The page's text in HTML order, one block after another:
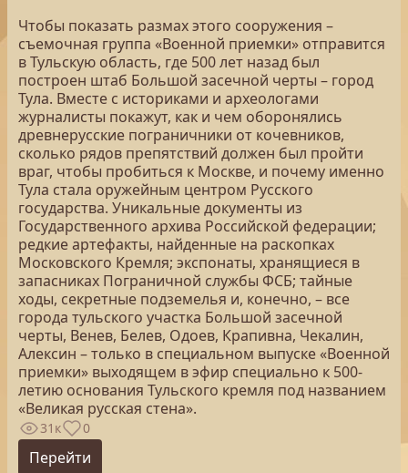
Чтобы показать размах этого сооружения –
съемочная группа «Военной приемки» отправится
в Тульскую область, где 500 лет назад был
построен штаб Большой засечной черты – город
Тула. Вместе с историками и археологами
журналисты покажут, как и чем оборонялись
древнерусские пограничники от кочевников,
сколько рядов препятствий должен был пройти
враг, чтобы пробиться к Москве, и почему именно
Тула стала оружейным центром Русского
государства. Уникальные документы из
Государственного архива Российской федерации;
редкие артефакты, найденные на раскопках
Московского Кремля; экспонаты, хранящиеся в
запасниках Пограничной службы ФСБ; тайные
ходы, секретные подземелья и, конечно, – все
города тульского участка Большой засечной
черты, Венев, Белев, Одоев, Крапивна, Чекалин,
Алексин – только в специальном выпуске «Военной
приемки» выходящем в эфир специально к 500-
летию основания Тульского кремля под названием
«Великая русская стена».
31к 0
Перейти